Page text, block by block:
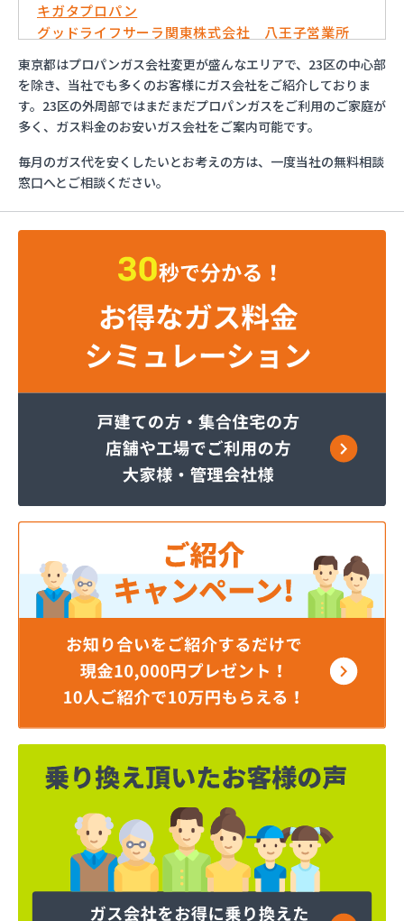
キガタプロパン
グッドライフサーラ関東株式会社 八王子営業所
コバ商株式会社
トモプロ株式会社
とんや木下産業有限会社
フジオックス株式会社 東京営業所
ほっとガス旭リビング株式会社
ほっとガス株式会社
マルヰガス東京株式会社
ミナミ油化株式会社
ミライフ株式会社 あきる野店
ヤオキン商事株式会社
やまはちプロパン株式会社
ワカマツ株式会社
芦川商事株式会社
綾瀬燃料株式会社
伊吹石油ガス株式会社
井出燃料店
稲垣燃料店
羽田酸素株式会社
永井ガス株式会社
永山商店
下川燃料店
加藤商店
加藤商店
加藤燃料店
加藤燃料店
河原実業株式会社
梶燃料株式会社
梶武商店
叶屋真下商店
株式会社L＆R
株式会社SANWA
東京都はプロパンガス会社変更が盛んなエリアで、23区の中心部
を除き、当社でも多くのお客様にガス会社をご紹介しておりま
す。23区の外周部ではまだまだプロパンガスをご利用のご家庭が
多く、ガス料金のお安いガス会社をご案内可能です。
毎月のガス代を安くしたいとお考えの方は、一度当社の無料相談
窓口へとご相談ください。